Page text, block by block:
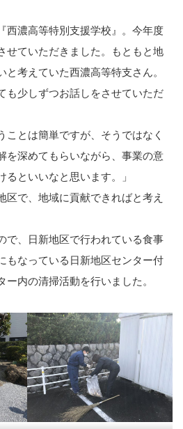
濃高等特別支援学校』。今年度
せていただきました。もともと地
考えていた西濃高等特支さん。
も少しずつお話しをさせていただ
ことは簡単ですが、そうではなく
を深めてもらいながら、事業の意
といいなと思います。」
区で、地域に貢献できればと考え
で、日新地区で行われている食事
もなっている日新地区センター付
内の清掃活動を行いました。